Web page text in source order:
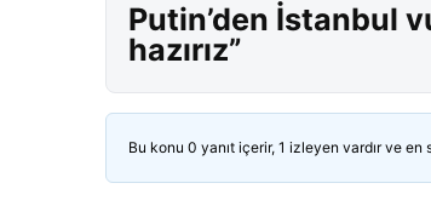
Putin’den İstanbul
hazırız”
Bu konu 0 yanıt içerir, 1 izleyen vardır ve en